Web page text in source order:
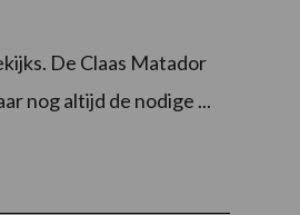
De Claas Matador
nog altijd de nodige ...